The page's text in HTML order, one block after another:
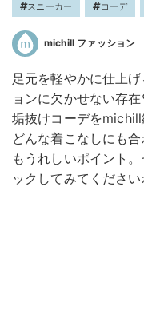
スニーカー コーデ
michill ファッション
足元を軽やかに仕上
ョンに欠かせない存
垢抜けコーデをmichill
どんな着こなしにも
もうれしいポイント
ックしてみてくださ